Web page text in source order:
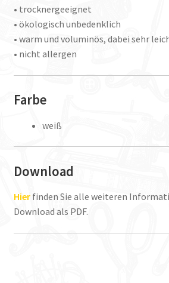
• trocknergeeignet
• ökologisch unbedenklich
• warm und voluminös, dabei sehr
• nicht allergen
Farbe
weiß
Download
Hier finden Sie alle weiteren
Download als PDF.